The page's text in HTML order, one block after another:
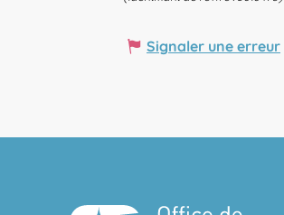
Signaler une erreur